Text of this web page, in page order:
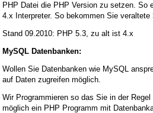
PHP Datei die PHP Version zu setzen. So
4.x Interpreter. So bekommen Sie
Stand 09.2010: PHP 5.3, zu alt ist 4.x
MySQL Datenbanken:
Wollen Sie Datenbanken wie MySQL
auf Daten zugreifen möglich.
Wir Programmieren so das Sie in der
möglich ein PHP Programm mit